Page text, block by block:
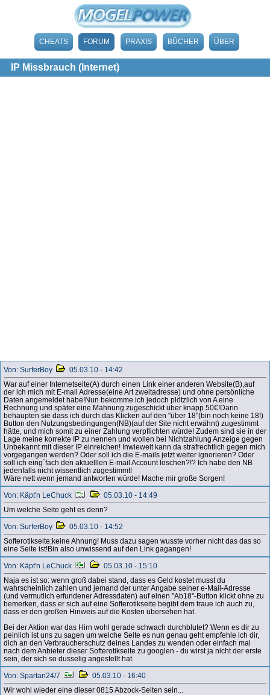
CHEATS FORUM PRAXIS BÜCHER ÜBER
IP Missbrauch (Internet)
Von: SurferBoy
05.03.10 - 14:42
War auf einer Internetseite(A) durch einen Link einer anderen Website(B),auf
der ich mich mit E-mail Adresse(eine Art zweitadresse) und ohne persönliche
Daten angemeldet habe!Nun bekomme ich jedoch plötzlich von A eine
Rechnung und später eine Mahnung zugeschickt über knapp 50€!Darin
behaupten sie dass ich durch das Klicken auf den "über 18"(bin noch keine 18!)
Button den Nutzungsbedingungen(NB)(auf der Site nicht erwähnt) zugestimmt
hätte, und mich somit zu einer Zahlung verpflichten würde! Zudem sind sie in der
Lage meine korrekte IP zu nennen und wollen bei Nichtzahlung Anzeige gegen
Unbekannt mit dieser IP einreichen! Inwieweit kann da strafrechtlich gegen mich
vorgegangen werden? Oder soll ich die E-mails jetzt weiter ignorieren? Oder
soll ich eing´fach den aktuelllen E-mail Account löschen?!? Ich habe den NB
jedenfalls nicht wissentlich zugestimmt!
Wäre nett wenn jemand antworten würde! Mache mir große Sorgen!
Von: Käpt'n LeChuck
05.03.10 - 14:49
Um welche Seite geht es denn?
Von: SurferBoy
05.03.10 - 14:52
Softerotikseite;keine Ahnung! Muss dazu sagen wusste vorher nicht das das so
eine Seite ist!Bin also unwissend auf den Link gagangen!
Von: Käpt'n LeChuck
05.03.10 - 15:10
Naja es ist so: wenn groß dabei stand, dass es Geld kostet musst du
wahrscheinlich zahlen und jemand der unter Angabe seiner e-Mail-Adresse
(und vermutlich erfundener Adressdaten) auf einen "Ab18"-Button klickt ohne zu
bemerken, dass er sich auf eine Softerotikseite begibt dem traue ich auch zu,
dass er den großen Hinweis auf die Kosten übersehen hat.
Bei der Aktion war das Hirn wohl gerade schwach durchblutet? Wenn es dir zu
peinlich ist uns zu sagen um welche Seite es nun genau geht empfehle ich dir,
dich an den Verbraucherschutz deines Landes zu wenden oder einfach mal
nach dem Anbieter dieser Softerotikseite zu googlen - du wirst ja nicht der erste
sein, der sich so dusselig angestellt hat.
Von: Spartan24/7
05.03.10 - 16:40
Wir wohl wieder eine dieser 0815 Abzock-Seiten sein...